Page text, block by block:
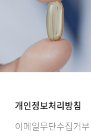
개인정보처리방침
이메일무단수집거부